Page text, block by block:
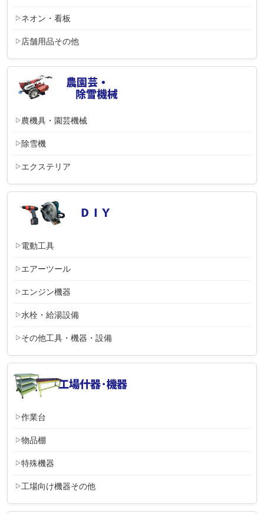
ネオン・看板
店舗用品その他
農機具・園芸機械
除雪機
エクステリア
電動工具
エアーツール
エンジン機器
水栓・給湯設備
その他工具・機器・設備
作業台
物品棚
特殊機器
工場向け機器その他